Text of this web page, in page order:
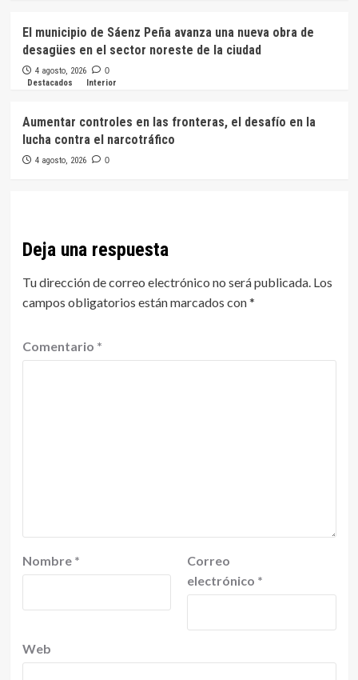
El municipio de Sáenz Peña avanza una nueva obra de
desagües en el sector noreste de la ciudad
4 agosto, 2026 0
Destacados Interior
Aumentar controles en las fronteras, el desafío en la
lucha contra el narcotráfico
4 agosto, 2026 0
Deja una respuesta
Tu dirección de correo electrónico no será publicada. Los
campos obligatorios están marcados con*
Comentario *
Nombre *
Correo
electrónico *
Web